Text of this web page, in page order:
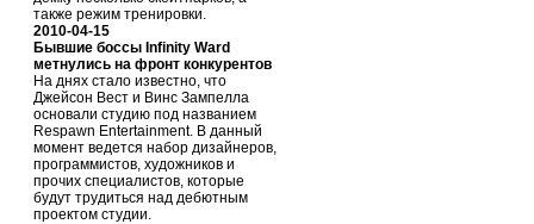
также режим тренировки.
2010-04-15
Бывшие боссы Infinity Ward
метнулись на фронт конкурентов
На днях стало известно, что
Джейсон Вест и Винс Зампелла
основали студию под названием
Respawn Entertainment. В данный
момент ведется набор дизайнеров,
программистов, художников и
прочих специалистов, которые
будут трудиться над дебютным
проектом студии.